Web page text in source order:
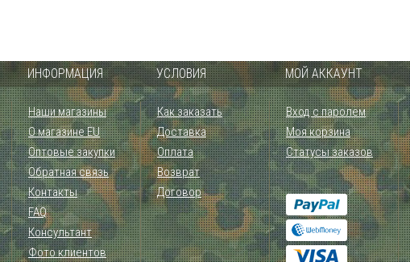
ИНФОРМАЦИЯ УСЛОВИЯ МОЙ АККАУНТ
Наши магазины
О магазине EU
Оптовые закупки
Обратная связь
Контакты
FAQ
Консультант
Фото клиентов
Как заказать
Доставка
Оплата
Возврат
Договор
Вход с паролем
Моя корзина
Статусы заказов